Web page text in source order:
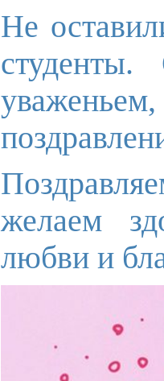
Не
желаем
любви и